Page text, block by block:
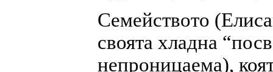
Семейството
своята хладна
непроницаема),